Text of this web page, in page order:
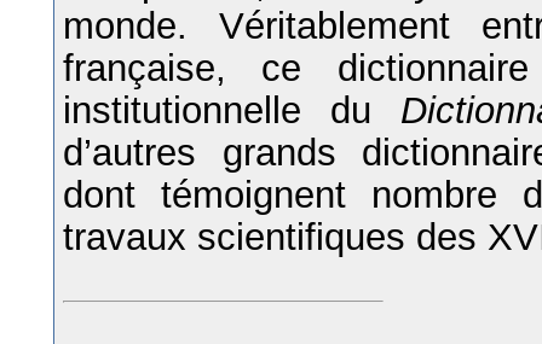
monde. Véritablement
française, ce
institutionnelle du
d’autres grands
dont témoignent nombre
travaux scientifiques des